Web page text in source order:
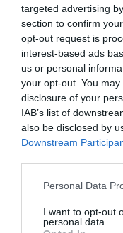
targeted advertising
section to confirm
opt-out request is
interest-based ads
us or personal
your opt-out. You
disclosure of your
IAB’s list of
also be disclosed by
Downstream
Please note that this
not limited to your
grant or deny
Personal Data
I want to opt-out
personal data.
Οι χώρες με τους
ηλικιωμένους – Σε
βρίσκεται η Ελλάδα
09.08.2026 | 18:00
Χαμός με
τραγουδιστή στην
τι έγινε
09.08.2026 | 17:40
αλλάζει με το νέο
09.08.2026 | 17:20Όλες